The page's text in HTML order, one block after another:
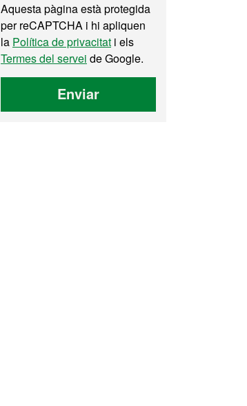
Aquesta pàgina està protegida
per reCAPTCHA i hi apliquen
la Política de privacitat i els
Termes del servei de Google.
Enviar